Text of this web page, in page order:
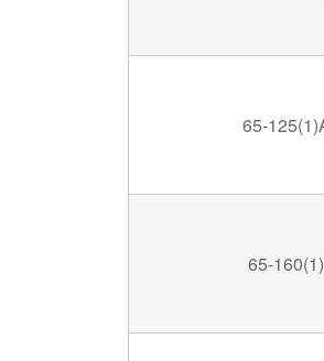
65-
65-160(1)